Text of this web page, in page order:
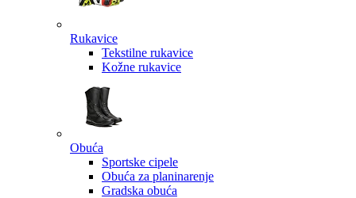
Rukavice
Tekstilne rukavice
Kožne rukavice
Obuća
Sportske cipele
Obuća za planinarenje
Gradska obuća